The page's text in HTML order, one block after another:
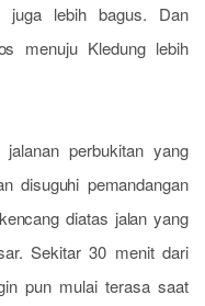
lebih bagus. Dan
menuju Kledung lebih
perbukitan yang
disuguhi pemandangan
diatas jalan yang
Sekitar 30 menit dari
pun mulai terasa saat